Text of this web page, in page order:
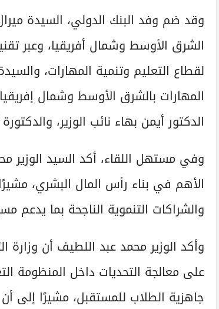
وقد ضم وفد البنك الدولي، السيدة
الشرق الأوسط وشمال أفريقيا، وعبر
لقطاع التعليم وتنمية المهارات،
المهارات بالشرق الأوسط وشمال
الدكتور أيمن بهاء نائب الوزير،
وفي مستهل اللقاء، أكد السيد الوزير
الأهم في بناء رأس المال البشري،
والشراكات التنموية الناجحة بما يدعم
وأكد الوزير محمد عبد اللطيف أن وزارة
على معالجة التحديات داخل المنظومة
جاهزية الطلاب للمستقبل، مشيرًا إلى